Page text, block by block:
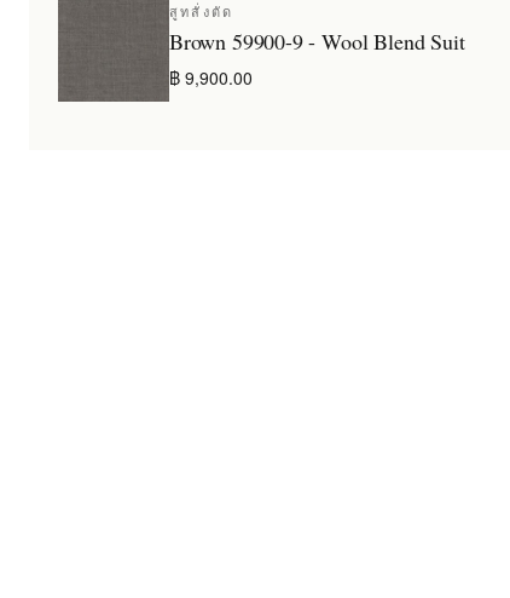
สูทสั่งตัด
Brown 59900-9 - Wool Blend Suit
฿ 9,900.00